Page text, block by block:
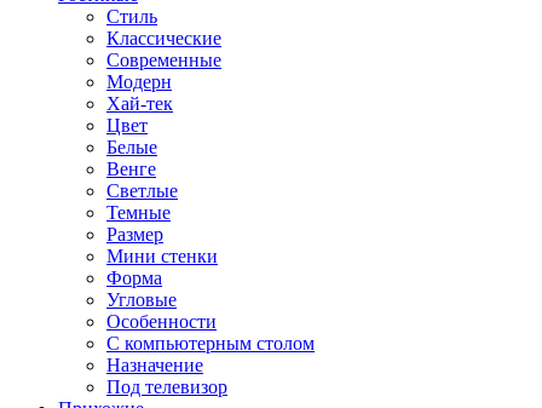
Стиль
Классические
Современные
Модерн
Хай-тек
Цвет
Белые
Венге
Светлые
Темные
Размер
Мини стенки
Форма
Угловые
Особенности
С компьютерным столом
Назначение
Под телевизор